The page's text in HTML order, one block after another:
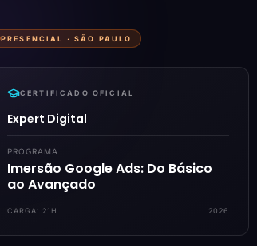
PRESENCIAL ·SÃO PAULO
CERTIFICADO OFICIAL
Expert Digital
PROGRAMA
Imersão Google Ads: Do Básico
ao Avançado
CARGA: 21H 2026